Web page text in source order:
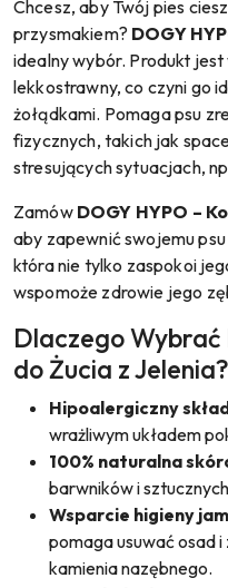
Chcesz, aby Twój pies
przysmakiem? DOGY
idealny wybór. Produkt jest
lekkostrawny, co czyni go
żołądkami. Pomaga psu
fizycznych, takich jak
stresujących sytuacjach,
Zamów DOGY HYPO –
aby zapewnić swojemu
która nie tylko zaspokoi
wspomoże zdrowie jego
Dlaczego Wybrać
do Żucia z Jelenia?
Hipoalergiczny
wrażliwym układem
100% naturalna
barwników i
Wsparcie higieny
pomaga usuwać osad
kamienia nazębnego.